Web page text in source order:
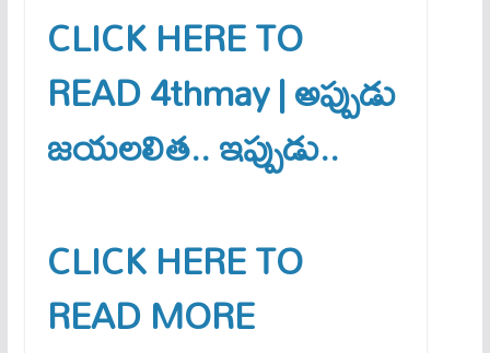
CLICK HERE TO
READ 4thmay | అప్పుడు
జయలలిత.. ఇప్పుడు..
CLICK HERE TO
READ MORE